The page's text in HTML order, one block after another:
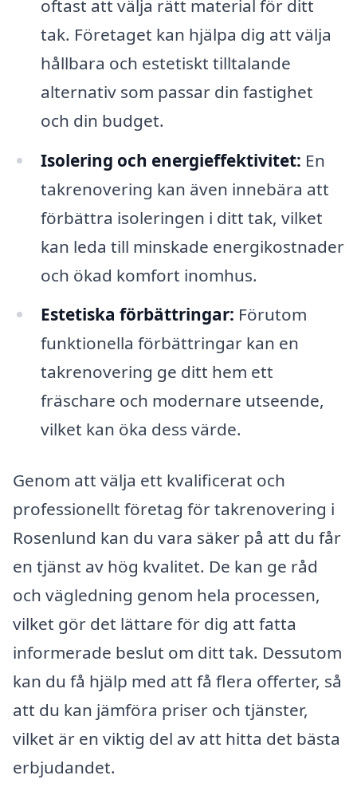
oftast att välja rätt material för ditt
tak. Företaget kan hjälpa dig att välja
hållbara och estetiskt tilltalande
alternativ som passar din fastighet
och din budget.
Isolering och energieffektivitet: En
takrenovering kan även innebära att
förbättra isoleringen i ditt tak, vilket
kan leda till minskade energikostnader
och ökad komfort inomhus.
Estetiska förbättringar: Förutom
funktionella förbättringar kan en
takrenovering ge ditt hem ett
fräschare och modernare utseende,
vilket kan öka dess värde.
Genom att välja ett kvalificerat och
professionellt företag för takrenovering i
Rosenlund kan du vara säker på att du får
en tjänst av hög kvalitet. De kan ge råd
och vägledning genom hela processen,
vilket gör det lättare för dig att fatta
informerade beslut om ditt tak. Dessutom
kan du få hjälp med att få flera offerter, så
att du kan jämföra priser och tjänster,
vilket är en viktig del av att hitta det bästa
erbjudandet.